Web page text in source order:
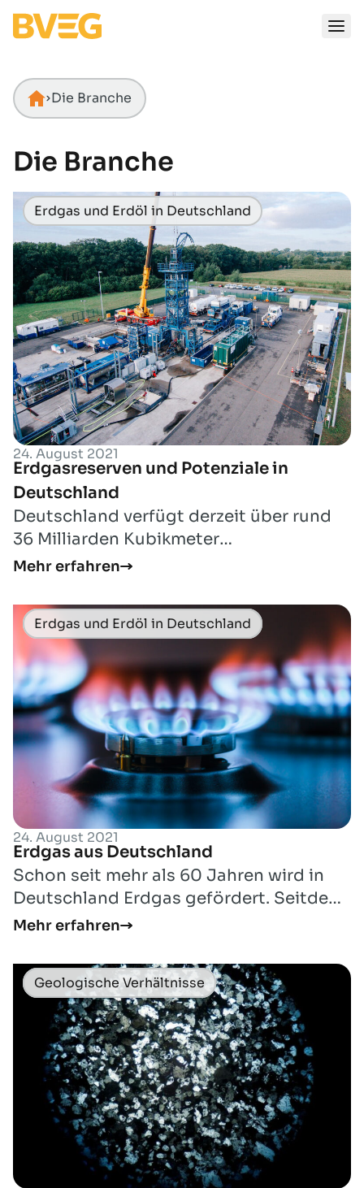
Startseite
Die Branche
Die Branche
Erdgas und Erdöl in Deutschland
24. August 2021
Erdgasreserven und Potenziale in
Deutschland
Deutschland verfügt derzeit über rund
36 Milliarden Kubikmeter
Erdgasreserven, die als sicher oder
Mehr erfahren
Erdgas und Erdöl in Deutschland
24. August 2021
Erdgas aus Deutschland
Schon seit mehr als 60 Jahren wird in
Deutschland Erdgas gefördert. Seitdem
wurden hier mehr als 20.000 Bohrungen
Mehr erfahren
Geologische Verhältnisse